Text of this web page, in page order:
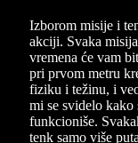
Izborom misije i
akciji. Svaka
vremena će vam
pri prvom metru
fiziku i težinu, i
mi se svidelo kako
funkcioniše.
tenk samo više